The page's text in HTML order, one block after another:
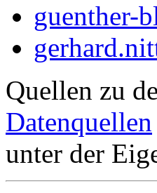
guenther-
Quellen zu
Datenquellen
unter der